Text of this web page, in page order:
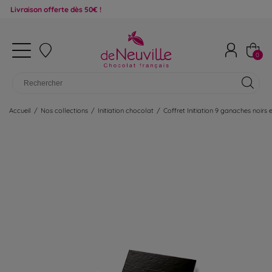
offerte dès 50€ !
0
Accueil / Nos collections / Initiation chocolat / Coffret Initiation 9 ganaches noirs